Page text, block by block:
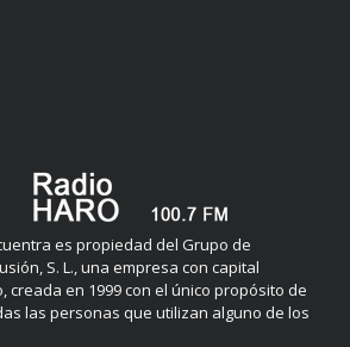
es propiedad del Grupo de
S. L., una empresa con capital
creada en 1999 con el único propósito de
las personas que utilizan alguno de los